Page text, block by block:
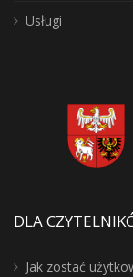
Usługi
DLA
Jak zostać